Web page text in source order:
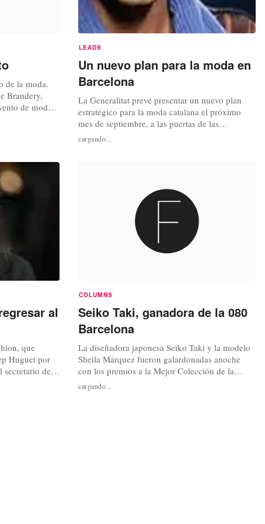
de la moda.
Brandery,
de moda
que se
El
LEADS
Un nuevo plan para la moda en
Barcelona
La Generalitat prevé presentar un nuevo plan
estratégico para la moda catalana el próximo
mes de septiembre, a las puertas de las
elecciones autonómicas catalanas, con una línea
de acción esencialmente continuista, según han
cargando...
al
que
Huguet por
de
del
cargo de la
COLUMNS
Seiko Taki, ganadora de la 080
Barcelona
La diseñadora japonesa Seïko Taki y la modelo
Sheila Márquez fueron galardonadas anoche
con los premios a la Mejor Colección de la
Pasarela 080 y a la Mejor Modelo,
respectivamente. El primero, dotado con 20.000
cargando...